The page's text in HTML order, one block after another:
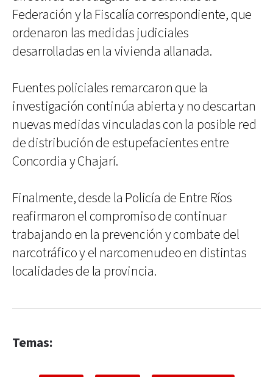
Federación y la Fiscalía correspondiente, que
ordenaron las medidas judiciales
desarrolladas en la vivienda allanada.
Fuentes policiales remarcaron que la
investigación continúa abierta y no descartan
nuevas medidas vinculadas con la posible red
de distribución de estupefacientes entre
Concordia y Chajarí.
Finalmente, desde la Policía de Entre Ríos
reafirmaron el compromiso de continuar
trabajando en la prevención y combate del
narcotráfico y el narcomenudeo en distintas
localidades de la provincia.
Temas: